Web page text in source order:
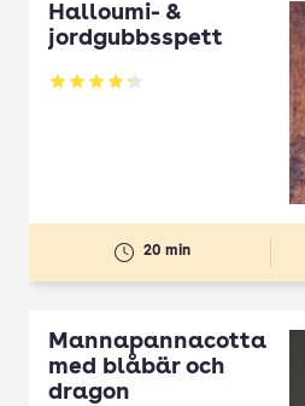
Halloumi- &
jordgubbsspett
Betyg: 4.3 av 5
20 min
Mannapannacotta
med blåbär och
dragon